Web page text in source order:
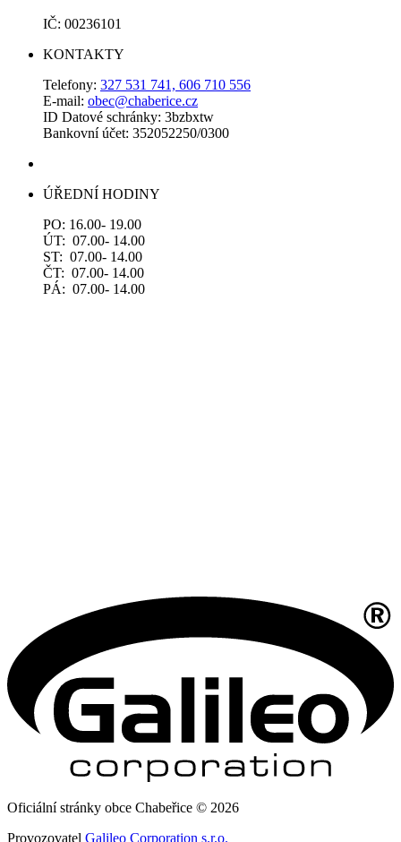
IČ: 00236101
KONTAKTY
Telefony: 327 531 741, 606 710 556
E-mail: obec@chaberice.cz
ID Datové schránky: 3bzbxtw
Bankovní účet: 352052250/0300
ÚŘEDNÍ HODINY
PO: 16.00- 19.00
ÚT: 07.00- 14.00
ST: 07.00- 14.00
ČT: 07.00- 14.00
PÁ: 07.00- 14.00
Oficiální stránky obce Chabeřice © 2026
Provozovatel Galileo Corporation s.r.o.